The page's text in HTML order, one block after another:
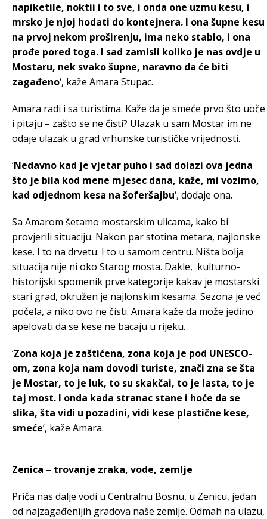
napiketile, noktii i to sve, i onda one uzmu kesu, i
mrsko je njoj hodati do kontejnera. I ona šupne kesu
na prvoj nekom proširenju, ima neko stablo, i ona
prođe pored toga. I sad zamisli koliko je nas ovdje u
Mostaru, nek svako šupne, naravno da će biti
zagađeno‘, kaže Amara Stupac.
Amara radi i sa turistima. Kaže da je smeće prvo što uoče
i pitaju – zašto se ne čisti? Ulazak u sam Mostar im ne
odaje ulazak u grad vrhunske turističke vrijednosti.
‘Nedavno kad je vjetar puho i sad dolazi ova jedna
što je bila kod mene mjesec dana, kaže, mi vozimo,
kad odjednom kesa na šoferšajbu‘, dodaje ona.
Sa Amarom šetamo mostarskim ulicama, kako bi
provjerili situaciju. Nakon par stotina metara, najlonske
kese. I to na drvetu. I to u samom centru. Ništa bolja
situacija nije ni oko Starog mosta. Dakle, kulturno-
historijski spomenik prve kategorije kakav je mostarski
stari grad, okružen je najlonskim kesama. Sezona je već
počela, a niko ovo ne čisti. Amara kaže da može jedino
apelovati da se kese ne bacaju u rijeku.
‘Zona koja je zaštićena, zona koja je pod UNESCO-
om, zona koja nam dovodi turiste, znači zna se šta
je Mostar, to je luk, to su skakčai, to je lasta, to je
taj most. I onda kada stranac stane i hoće da se
slika, šta vidi u pozadini, vidi kese plastične kese,
smeće‘, kaže Amara.
Zenica – trovanje zraka, vode, zemlje
Priča nas dalje vodi u Centralnu Bosnu, u Zenicu, jedan
od najzagađenijih gradova naše zemlje. Odmah na ulazu,